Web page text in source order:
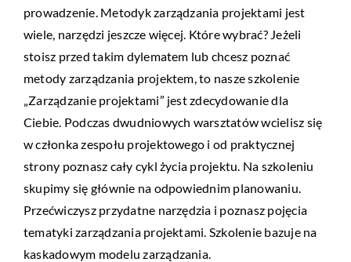
prowadzenie. Metodyk zarządzania projektami jest
wiele, narzędzi jeszcze więcej. Które wybrać? Jeżeli
stoisz przed takim dylematem lub chcesz poznać
metody zarządzania projektem, to nasze szkolenie
„Zarządzanie projektami” jest zdecydowanie dla
Ciebie. Podczas dwudniowych warsztatów wcielisz się
w członka zespołu projektowego i od praktycznej
strony poznasz cały cykl życia projektu. Na szkoleniu
skupimy się głównie na odpowiednim planowaniu.
Przećwiczysz przydatne narzędzia i poznasz pojęcia
tematyki zarządzania projektami. Szkolenie bazuje na
kaskadowym modelu zarządzania.